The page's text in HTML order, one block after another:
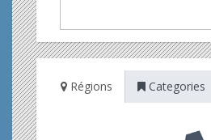
Régions Categories